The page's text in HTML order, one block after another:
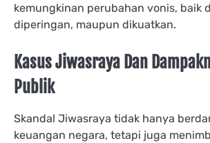
kemungkinan perubahan vonis, baik
diperingan, maupun dikuatkan.
Kasus Jiwasraya Dan
Publik
Skandal Jiwasraya tidak hanya
keuangan negara, tetapi juga